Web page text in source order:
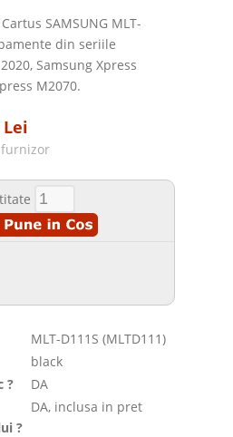
SAMSUNG MLT-
din seriile
Samsung Xpress
M2070.
Lei
furnizor
MLT-D111S (MLTD111)
black
?
DA
?
DA, inclusa in pret